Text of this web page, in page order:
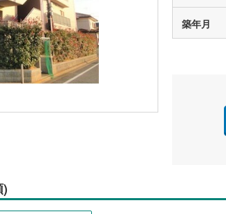
築年月